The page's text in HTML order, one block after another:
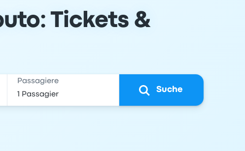
Tickets &
Passagiere
Suche